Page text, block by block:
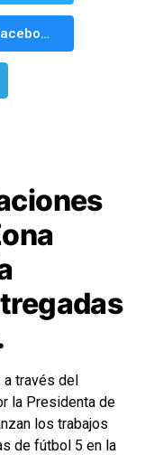
Facebook Messenger
a través del
la Presidenta de
los trabajos
de fútbol 5 en la